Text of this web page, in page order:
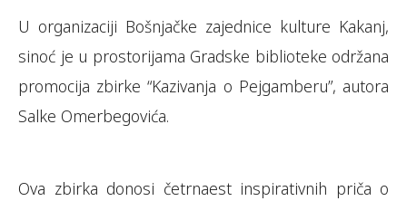
U organizaciji Bošnjačke zajednice kulture Kakanj,
sinoć je u prostorijama Gradske biblioteke održana
promocija zbirke “Kazivanja o Pejgamberu”, autora
Salke Omerbegovića.
Ova zbirka donosi četrnaest inspirativnih priča o